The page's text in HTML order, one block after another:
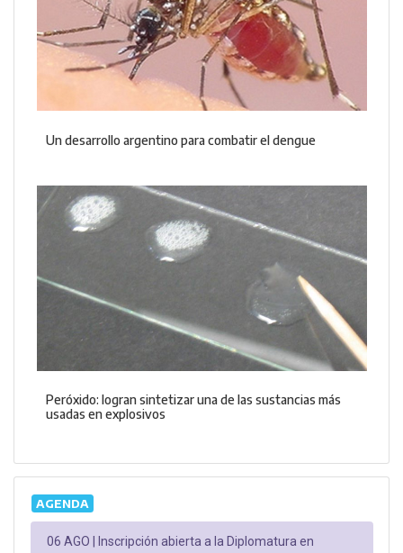
Un desarrollo argentino para combatir el dengue
Peróxido: logran sintetizar una de las sustancias más
usadas en explosivos
AGENDA
06 AGO | Inscripción abierta a la Diplomatura en